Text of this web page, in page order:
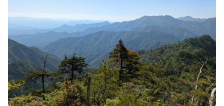
め、特に夕暮れ時の景色は幻想的です。 また、傾山の登山道には
アケボノツツジが咲き誇り、登山者たちの心を和ませます。特
に、春の訪れを感じるこの花々は、登山の疲れを忘れさせてくれ
る存在です。登山者たちは、アケボノのトンネルをくぐりなが
ら、写真を撮るのに夢中になり、自然の美しさを堪能していま
す。 ただし、急登や岩場が多いため、注意が必要です。特に雨後
は滑りやすくなるため、慎重に進むことが求められます。登山者
たちは、仲間と共に励まし合いながら、時にはロープを使って難